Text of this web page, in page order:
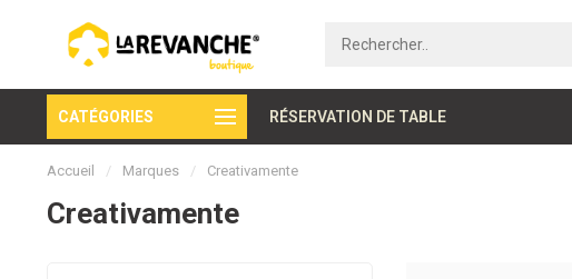
CATÉGORIES RÉSERVATION DE TABLE
Paiement sécurisé
Accueil / Marques / Creativamente
Creativamente